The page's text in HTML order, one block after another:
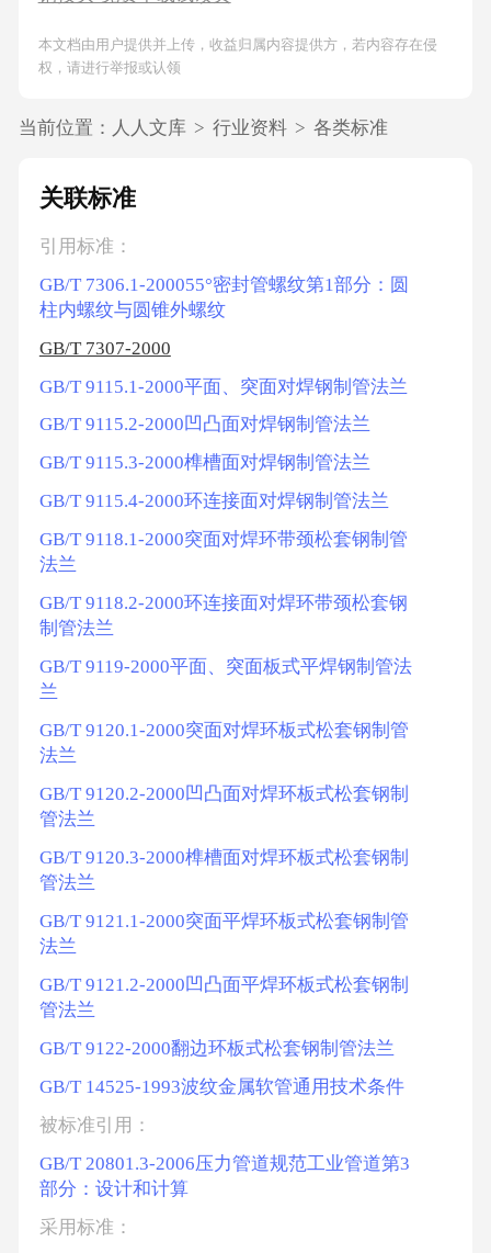
本文档由用户提供并上传，收益归属内容提供方，若内容存在侵
权，请进行举报或认领
当前位置： 人人文库 > 行业资料 > 各类标准
关联标准
引用标准：
GB/T 7306.1-200055°密封管螺纹第1部分：圆
柱内螺纹与圆锥外螺纹
GB/T 7307-2000
GB/T 9115.1-2000平面、突面对焊钢制管法兰
GB/T 9115.2-2000凹凸面对焊钢制管法兰
GB/T 9115.3-2000榫槽面对焊钢制管法兰
GB/T 9115.4-2000环连接面对焊钢制管法兰
GB/T 9118.1-2000突面对焊环带颈松套钢制管
法兰
GB/T 9118.2-2000环连接面对焊环带颈松套钢
制管法兰
GB/T 9119-2000平面、突面板式平焊钢制管法
兰
GB/T 9120.1-2000突面对焊环板式松套钢制管
法兰
GB/T 9120.2-2000凹凸面对焊环板式松套钢制
管法兰
GB/T 9120.3-2000榫槽面对焊环板式松套钢制
管法兰
GB/T 9121.1-2000突面平焊环板式松套钢制管
法兰
GB/T 9121.2-2000凹凸面平焊环板式松套钢制
管法兰
GB/T 9122-2000翻边环板式松套钢制管法兰
GB/T 14525-1993波纹金属软管通用技术条件
被标准引用：
GB/T 20801.3-2006压力管道规范工业管道第3
部分：设计和计算
采用标准：